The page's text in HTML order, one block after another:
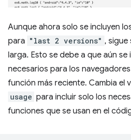
Aunque ahora solo se incluyen
para "last 2 versions" , sigue
larga. Esto se debe a que aún se
necesarios para los
función más reciente. Cambia el
usage para incluir solo los
funciones que se usan en el